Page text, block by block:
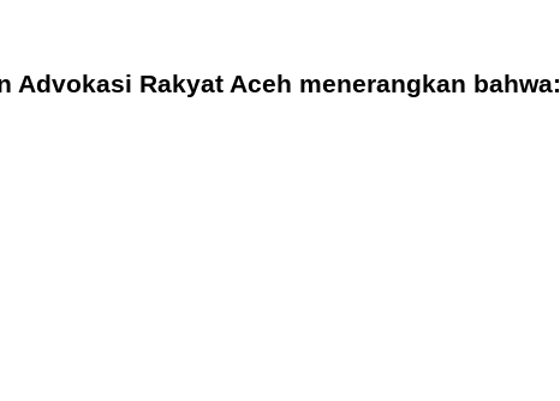
Advokasi Rakyat Aceh menerangkan bahwa: